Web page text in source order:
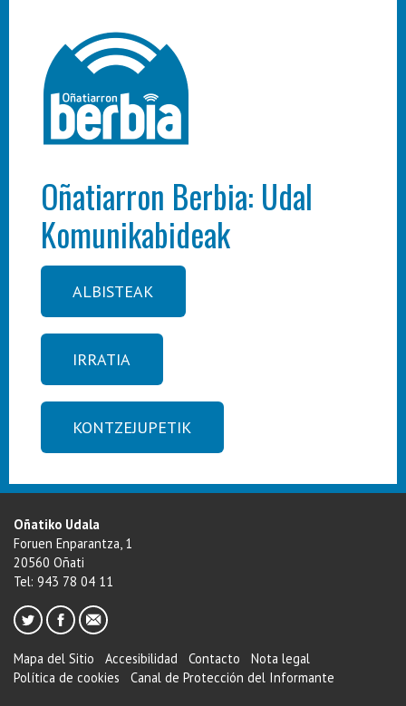
Oñatiarron Berbia: Udal
Komunikabideak
ALBISTEAK
IRRATIA
KONTZEJUPETIK
Oñatiko Udala
Foruen Enparantza, 1
20560 Oñati
Tel: 943 78 04 11
Mapa del Sitio Accesibilidad Contacto
Nota legal
Política de cookies
Canal de Protección del Informante